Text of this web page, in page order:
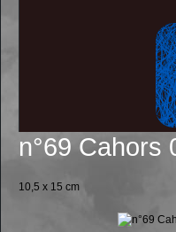
n°69 Cahors
10,5 x 15 cm